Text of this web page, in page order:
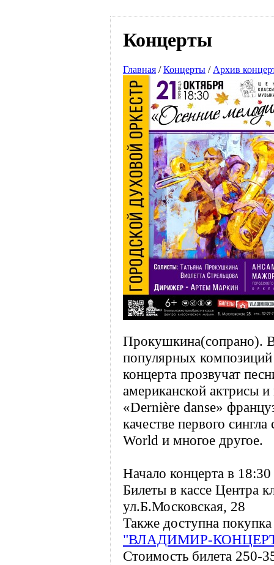
Концерты
Главная /Концерты /Архив
Прокушкина(сопрано).
популярных
концерта прозвучат
американской актрисы
«Dernière danse»
качестве первого
World и многое другое.
Начало концерта в 18:30
Билеты в кассе Центра
ул.Б.Московская, 28
Также доступна
"ВЛАДИМИР-
Стоимость билета 250-